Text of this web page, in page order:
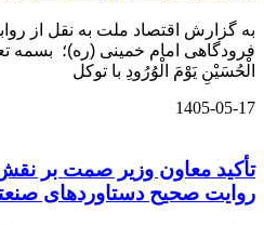
به گزارش اقتصاد ملت به نقل از
فرودگاهی امام خمینی (ره)؛ بسمه
الْحُسَيْنِ يَوْمَ الْوُرُودِ با توکل
1405-05-17
تأکید معاون وزیر صمت بر
روایت صحیح دستاوردهای